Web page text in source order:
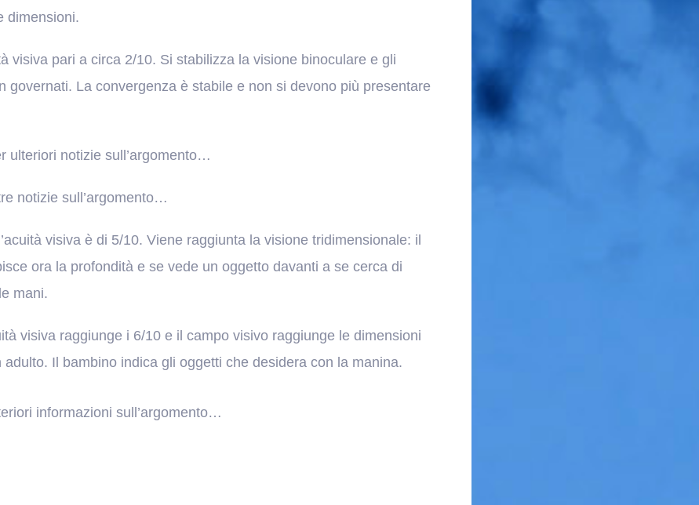
dimensioni.
visiva pari a circa 2/10. Si stabilizza la visione binoculare e gli
governati. La convergenza è stabile e non si devono più presentare
ulteriori notizie sull’argomento…
notizie sull’argomento…
visiva è di 5/10. Viene raggiunta la visione tridimensionale: il
ora la profondità e se vede un oggetto davanti a se cerca di
mani.
visiva raggiunge i 6/10 e il campo visivo raggiunge le dimensioni
adulto. Il bambino indica gli oggetti che desidera con la manina.
informazioni sull’argomento…